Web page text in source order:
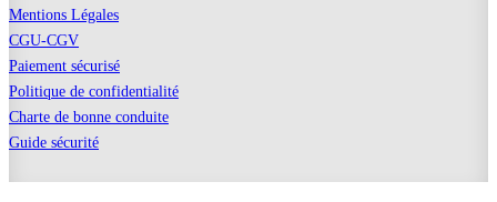
Mentions Légales
CGU-CGV
Paiement sécurisé
Politique de confidentialité
Charte de bonne conduite
Guide sécurité